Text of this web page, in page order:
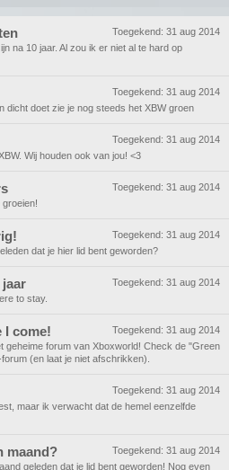
Toegekend: 31 aug 2014
na 10 jaar. Al zou ik er niet al te hard op
Toegekend: 31 aug 2014
dicht doet zie je nog steeds het XBW groen
Toegekend: 31 aug 2014
Wij houden ook van jou! <3
Toegekend: 31 aug 2014
groeien!
Toegekend: 31 aug 2014
dat je hier lid bent geworden?
Toegekend: 31 aug 2014
jaar
to stay.
Toegekend: 31 aug 2014
I come!
geheime forum van Xboxworld! Check de "Green
(en laat je niet afschrikken).
Toegekend: 31 aug 2014
maar ik verwacht dat de hemel eenzelfde
Toegekend: 31 aug 2014
maand?
geleden dat je lid bent geworden! Nog even